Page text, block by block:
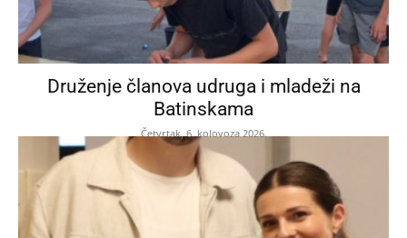
Druženje članova udruga i mladeži na
Batinskama
Četvrtak, 6. kolovoza 2026.